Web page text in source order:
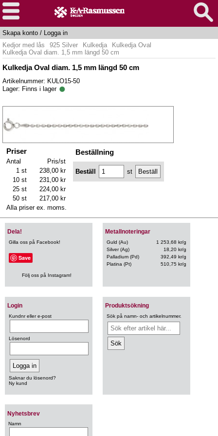
Skapa konto / Logga in
Kedjor med lås
925 Silver Kulkedja
Kulkedja Oval
Kulkedja Oval diam. 1,5 mm längd 50 cm
Kulkedja Oval diam. 1,5 mm längd 50 cm
Artikelnummer: KULO15-50
Lager: Finns i lager
Priser
Antal
Pris/st
1 st
238,00 kr
10 st
231,00 kr
25 st
224,00 kr
50 st
217,00 kr
Alla priser ex. moms.
Beställning
Beställ st
Metallnoteringar
Guld (Au)
1 253,68 kr/g
Silver (Ag)
18,20 kr/g
Palladium (Pd)
392,49 kr/g
Platina (Pt)
510,75 kr/g
Login
Kundnr eller e-post
Lösenord
Saknar du lösenord?
Ny kund
Produktsökning
Sök på namn- och artikelnummer.
Nyhetsbrev
Namn
Dela!
Gilla oss på Facebook!
Save
Följ oss på Instagram!